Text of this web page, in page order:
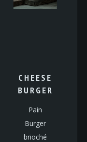
CHEESE
BURGER
Pain
Burger
brioché